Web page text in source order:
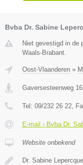
Bvba Dr. Sabine
Niet gevestigd in de
Waals-Brabant.
Oost-Vlaanderen »
Gaversesteenweg
Tel: 09/232 26 22 ,
E-mail › Bvba Dr.
Website onbekend
Dr. Sabine